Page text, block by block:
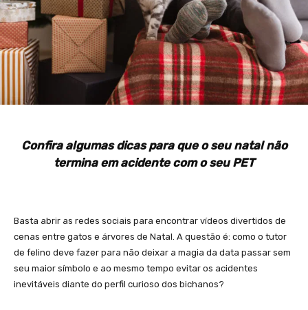
Confira algumas dicas para que o seu natal não
termina em acidente com o seu PET
Basta abrir as redes sociais para encontrar vídeos divertidos de
cenas entre gatos e árvores de Natal. A questão é: como o tutor
de felino deve fazer para não deixar a magia da data passar sem
seu maior símbolo e ao mesmo tempo evitar os acidentes
inevitáveis diante do perfil curioso dos bichanos?